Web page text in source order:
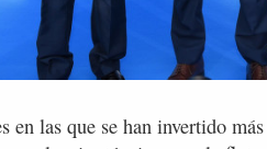
en las que se han invertido